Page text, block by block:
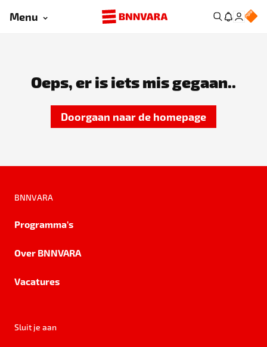
Menu
Oeps, er is iets mis gegaan..
Doorgaan naar de homepage
BNNVARA
Programma's
Over BNNVARA
Vacatures
Sluit je aan